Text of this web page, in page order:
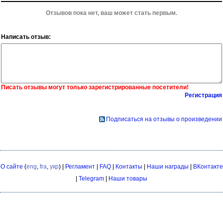
Отзывов пока нет, ваш может стать первым.
Написать отзыв:
Писать отзывы могут только зарегистрированные посетители!
Регистрация
Подписаться на отзывы о произведении
О сайте (eng fra укр) | Регламент| FAQ| Контакты | Наши награды | ВКонтакте
| Telegram | Наши товары